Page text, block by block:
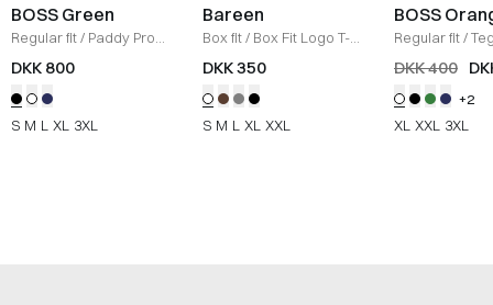
BOSS Green
Regular fit/ Paddy Pro
Polo
SORT/SAND
DKK 800
S M L XL 3XL
Bareen
Box fit/ Box Fit Logo T-
shirt /WHITE
DKK 350
S M L XL XXL
BOSS
Regular fit/
Shirt
HVID
DKK 400
+2
XL XXL 3XL